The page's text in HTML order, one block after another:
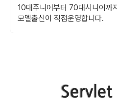
10대주니어부터 70대시니어까
모델출신이 직접운영합니다.